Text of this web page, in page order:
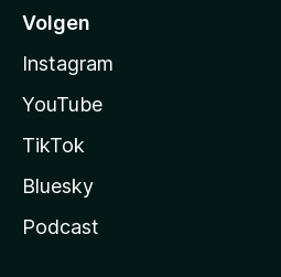
Volgen
Instagram
YouTube
TikTok
Bluesky
Podcast